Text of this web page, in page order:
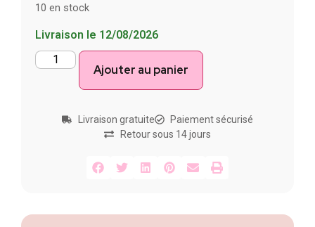
10 en stock
Livraison le 12/08/2026
Ajouter au panier
Livraison gratuite
Paiement sécurisé
Retour sous 14 jours